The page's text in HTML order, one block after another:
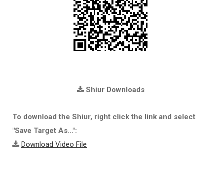
Shiur Downloads
To download the Shiur, right click the link and select
"Save Target As...":
Download Video File